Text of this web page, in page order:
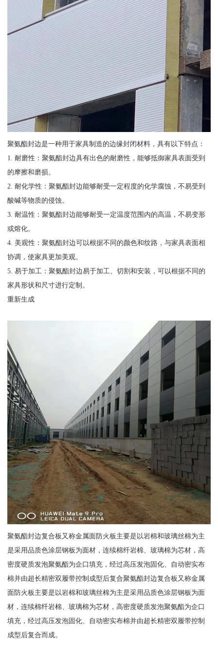
聚氨酯封边是一种用于家具制造的边缘封闭材料，具有以下特点：
1. 耐磨性：聚氨酯封边具有出色的耐磨性，能够抵御家具表面受到
的摩擦和磨损。
2. 耐化学性：聚氨酯封边能够耐受一定程度的化学腐蚀，不易受到
酸碱等物质的侵蚀。
3. 耐温性：聚氨酯封边能够耐受一定温度范围内的高温，不易变形
或熔化。
4. 美观性：聚氨酯封边可以根据不同的颜色和纹路，与家具表面相
协调，使家具更加美观。
5. 易于加工：聚氨酯封边易于加工、切割和安装，可以根据不同的
家具形状和尺寸进行定制。
重新生成
聚氨酯封边复合板又称金属面防火板主要是以岩棉和玻璃丝棉为主
是采用品质色涂层钢板为面材，连续棉纤岩棉、玻璃棉为芯材，高
密度硬质发泡聚氨酯为企口填充，经过高压发泡固化、自动密实布
棉并由超长精密双履带控制成型后复合聚氨酯封边复合板又称金属
面防火板主要是以岩棉和玻璃丝棉为主是采用品质色涂层钢板为面
材，连续棉纤岩棉、玻璃棉为芯材，高密度硬质发泡聚氨酯为企口
填充，经过高压发泡固化、自动密实布棉并由超长精密双履带控制
成型后复合而成。